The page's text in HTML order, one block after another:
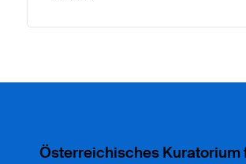
Österreichisches Kuratorium